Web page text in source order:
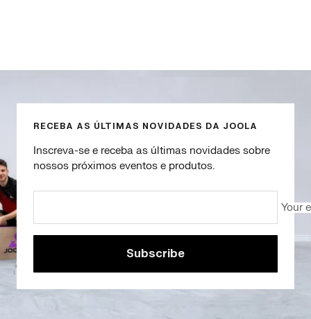
RECEBA AS ÚLTIMAS NOVIDADES DA JOOLA
Inscreva-se e receba as últimas novidades sobre
nossos próximos eventos e produtos.
Your
Subscribe